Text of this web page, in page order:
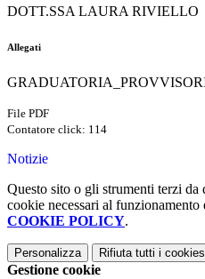
DOTT.SSA LAURA RIVIELLO
Allegati
File PDF
Contatore click: 114
Notizie
Questo sito o gli strumenti terzi
cookie necessari al
COOKIE POLICY.
Personalizza Rifiuta tutti i cookies
Gestione cookie